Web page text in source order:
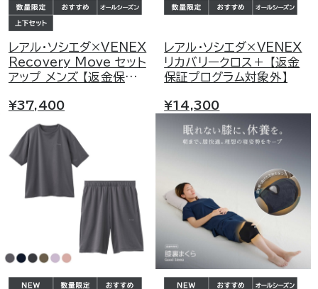
レアル・ソシエダ×VENEX
Recovery Move セット
アップ メンズ 【返金保証
¥37,400
レアル・ソシエダ×VENEX
リカバリークロス＋ 【返金
保証プログラム対象外】
¥14,300